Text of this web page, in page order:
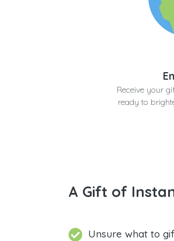
Receive your
ready to
A Gift of
Unsure what to